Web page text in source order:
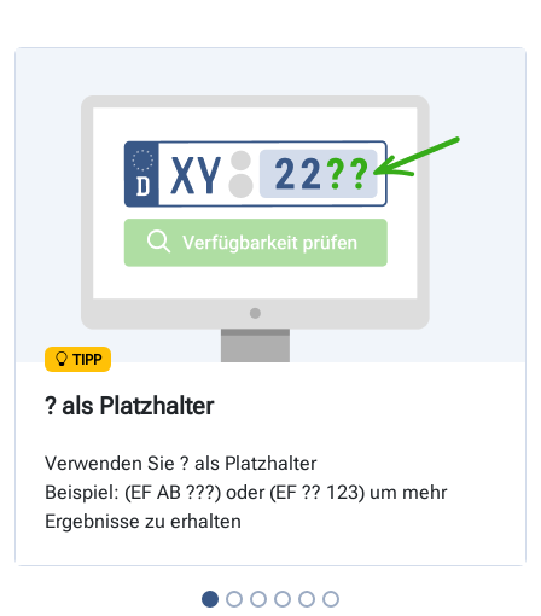
TIPP
? als Platzhalter
Verwenden Sie ? als Platzhalter
Beispiel: (EF AB ???) oder (EF ?? 123) um mehr
Ergebnisse zu erhalten